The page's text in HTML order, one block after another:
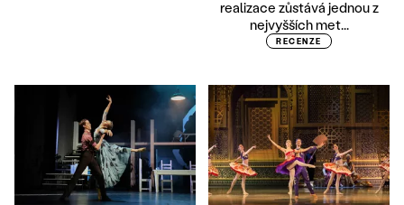
realizace zůstává jednou z
nejvyšších met...
RECENZE